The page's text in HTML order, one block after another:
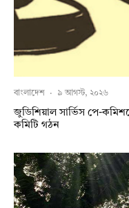
বাংলাদেশ · ৯ আগস্ট, ২০২৬
জুডিশিয়াল সার্ভিস পে-
কমিটি গঠন